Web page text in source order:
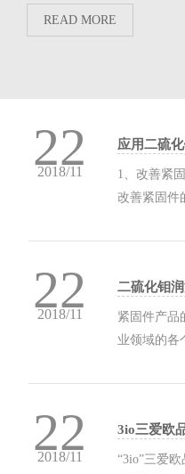
READ MORE
22
2018/11
应用二硫
1、改善紧
改善紧固件
据客户需求
22
2018/11
二硫化钼
紧固件产品
业领域的各
的高端紧固
产，并在汽
泛应用。国
22
2018/11
3io三爱欧
“3io”三爱